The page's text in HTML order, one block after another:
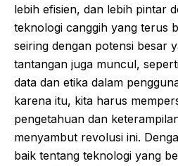
lebih efisien, dan lebih pintar
teknologi canggih yang terus
seiring dengan potensi besar
tantangan juga muncul,
data dan etika dalam
karena itu, kita harus
pengetahuan dan
menyambut revolusi ini.
baik tentang teknologi yang